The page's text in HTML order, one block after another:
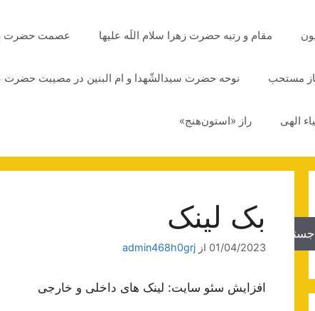
مقام و رتبه حضرت زهرا سلام اللَه علیها عصمت حضرت
مستحب نوحه حضرت سیدالشّهدا و ام البنین در مصیبت حضرت
الهی راز «استون‌هنج»
بک لینک
01/04/2023 از admin468h0grj
افزایش سئو سایت: لینک های داخلی و خارجی
جستجو